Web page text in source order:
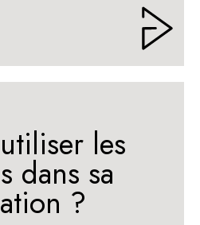
les
dans sa
?